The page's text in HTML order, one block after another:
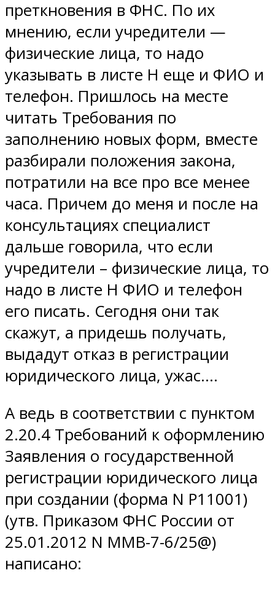
преткновения в ФНС. По их
мнению, если учредители —
физические лица, то надо
указывать в листе Н еще и ФИО и
телефон. Пришлось на месте
читать Требования по
заполнению новых форм, вместе
разбирали положения закона,
потратили на все про все менее
часа. Причем до меня и после на
консультациях специалист
дальше говорила, что если
учредители – физические лица, то
надо в листе Н ФИО и телефон
его писать. Сегодня они так
скажут, а придешь получать,
выдадут отказ в регистрации
юридического лица, ужас….
А ведь в соответствии с пунктом
2.20.4 Требований к оформлению
Заявления о государственной
регистрации юридического лица
при создании (форма N Р11001)
(утв. Приказом ФНС России от
25.01.2012 N ММВ-7-6/25@)
написано: